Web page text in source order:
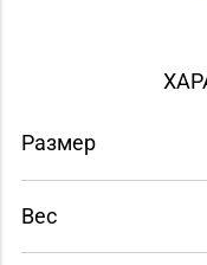
Размер
Вес